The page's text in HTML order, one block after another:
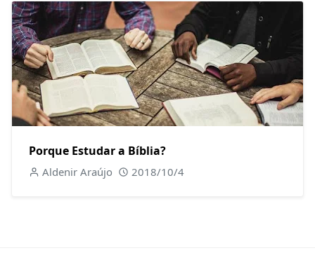
Porque Estudar a Bíblia?
Aldenir Araújo 2018/10/4